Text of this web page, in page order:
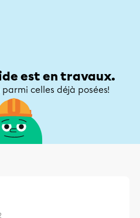
est en travaux.
celles déjà posées!